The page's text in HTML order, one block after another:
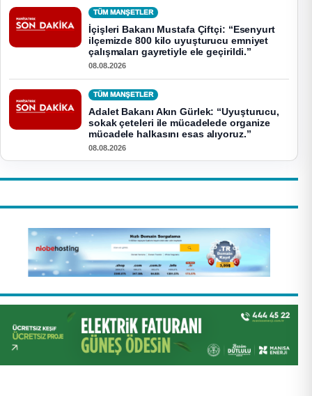
TÜM MANŞETLER
İçişleri Bakanı Mustafa Çiftçi: “Esenyurt
ilçemizde 800 kilo uyuşturucu emniyet
çalışmaları gayretiyle ele geçirildi.”
08.08.2026
TÜM MANŞETLER
Adalet Bakanı Akın Gürlek: “Uyuşturucu,
sokak çeteleri ile mücadelede organize
mücadele halkasını esas alıyoruz.”
08.08.2026